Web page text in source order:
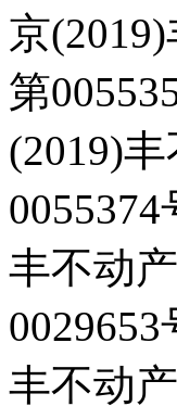
京
第
(2019)
丰不动
丰不动